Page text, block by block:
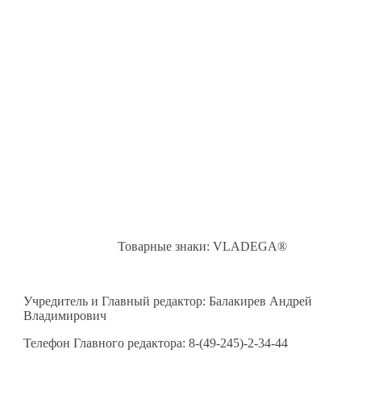
Товарные знаки: VLADEGA®
Учредитель и Главный редактор: Балакирев Андрей
Владимирович
Телефон Главного редактора: 8-(49-245)-2-34-44